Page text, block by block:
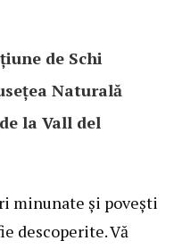
de Schi
Naturală
la Vall del
minunate și povești
descoperite. Vă